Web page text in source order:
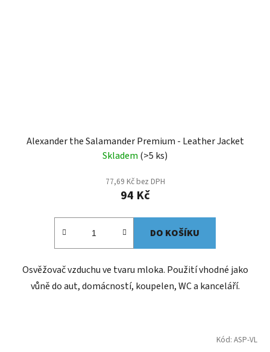
Alexander the Salamander Premium - Leather Jacket
Skladem (>5 ks)
77,69 Kč bez DPH
94 Kč
DO KOŠÍKU
Osvěžovač vzduchu ve tvaru mloka. Použití vhodné jako
vůně do aut, domácností, koupelen, WC a kanceláří.
Kód: ASP-VL